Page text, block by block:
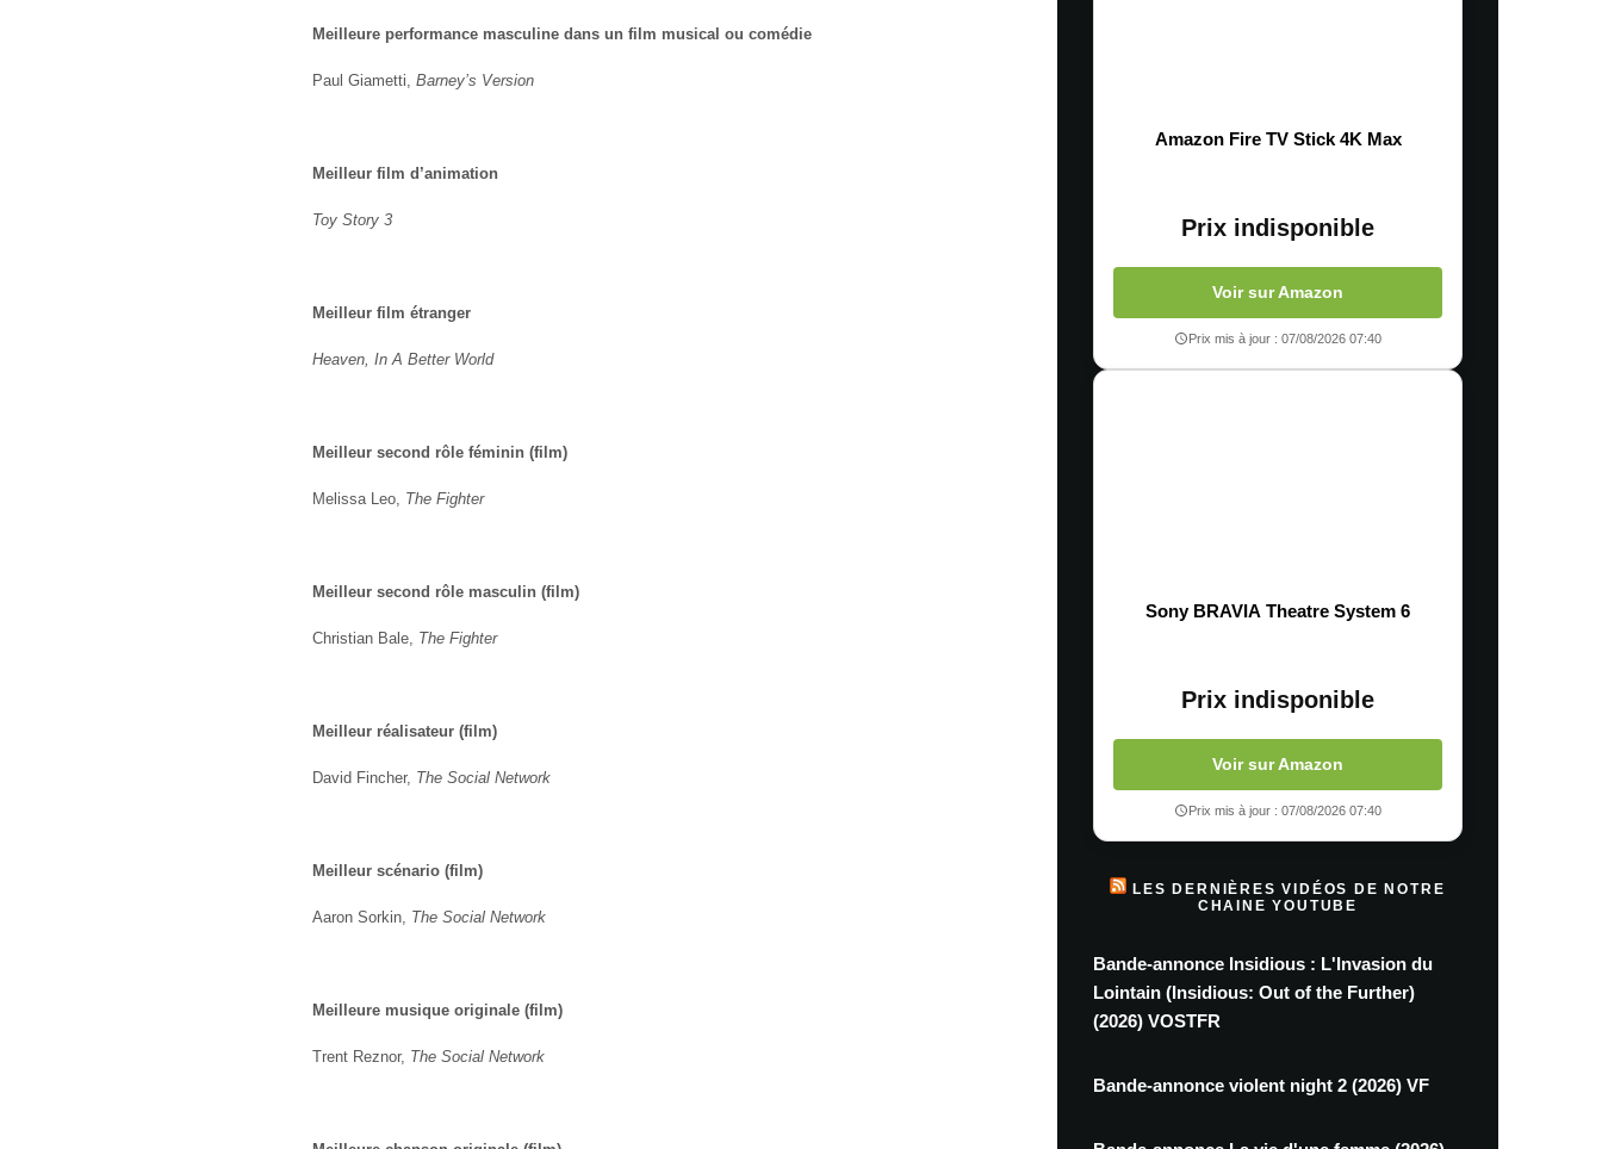
Meilleure performance masculine dans un film musical ou comédie
Paul Giametti, Barney’s Version
Meilleur film d’animation
Toy Story 3
Meilleur film étranger
Heaven, In A Better World
Meilleur second rôle féminin (film)
Melissa Leo, The Fighter
Meilleur second rôle masculin (film)
Christian Bale, The Fighter
Meilleur réalisateur (film)
David Fincher, The Social Network
Meilleur scénario (film)
Aaron Sorkin, The Social Network
Meilleure musique originale (film)
Trent Reznor, The Social Network
Amazon Fire TV Stick 4K Max
Prix indisponible
Voir sur Amazon
Prix mis à jour : 07/08/2026 07:40
Sony BRAVIA Theatre System 6
Prix indisponible
Voir sur Amazon
Prix mis à jour : 07/08/2026 07:40
LES DERNIÈRES VIDÉOS DE NOTRE
CHAINE YOUTUBE
Bande-annonce Insidious : L'Invasion du
Lointain (Insidious: Out of the Further)
(2026) VOSTFR
Bande-annonce violent night 2 (2026) VF